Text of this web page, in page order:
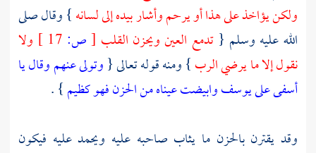
ولكن يؤاخذ على هذا أو يرحم وأشار بيده إلى لسانه} وقال صلى
الله عليه وسلم {تدمع العين ويحزن القلب [ص:
ولا
نقول إلا ما يرضي الرب} ومنه قوله تعالى {وتولى عنهم وقال يا
أسفى على يوسف وابيضت عيناه من الحزن فهو كظيم} .
وقد يقترن بالحزن ما يثاب صاحبه عليه ويحمد عليه فيكون